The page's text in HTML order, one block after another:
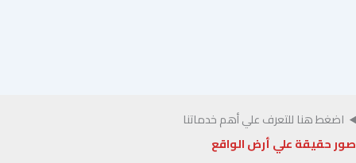
اضغط هنا للتعرف علي أهم خدماتنا
صور حقيقة علي أرض الواقع